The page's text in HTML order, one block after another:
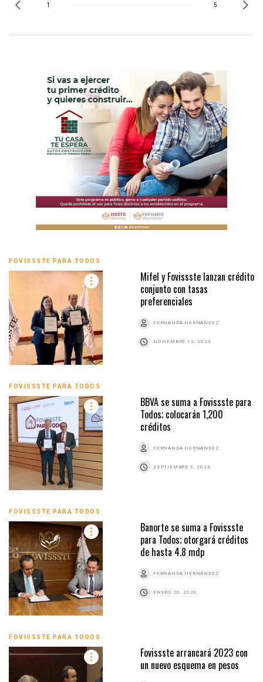
1 5
FOVISSSTE PARA TODOS
Mifel y Fovissste lanzan crédito
conjunto con tasas
preferenciales
FERNANDA HERNÁNDEZ
NOVIEMBRE 12, 2025
FOVISSSTE PARA TODOS
BBVA se suma a Fovissste para
Todos; colocarán 1,200
créditos
FERNANDA HERNÁNDEZ
SEPTIEMBRE 5, 2024
FOVISSSTE PARA TODOS
Banorte se suma a Fovissste
para Todos; otorgará créditos
de hasta 4.8 mdp
FERNANDA HERNÁNDEZ
ENERO 26, 2023
FOVISSSTE PARA TODOS
Fovissste arrancará 2023 con
un nuevo esquema en pesos